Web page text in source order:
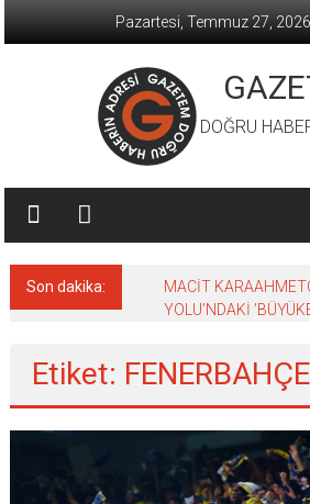
Pazartesi, Temmuz 27, 2026
DOĞRU
Son dakika:
MACİT
YOLU’NDAKİ
Etiket: FENERBAHÇE